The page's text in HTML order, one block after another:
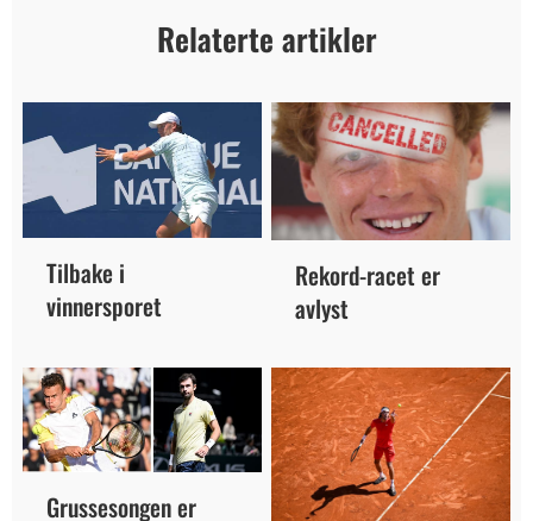
Relaterte artikler
Tilbake i
vinnersporet
Rekord-racet er
avlyst
Grussesongen er